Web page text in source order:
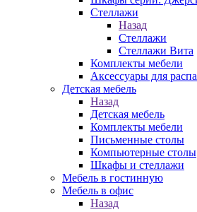
Стеллажи
Назад
Стеллажи
Стеллажи Вита
Комплекты мебели
Аксессуары для
Детская мебель
Назад
Детская мебель
Комплекты мебели
Письменные столы
Компьютерные столы
Шкафы и стеллажи
Мебель в гостинную
Мебель в офис
Назад